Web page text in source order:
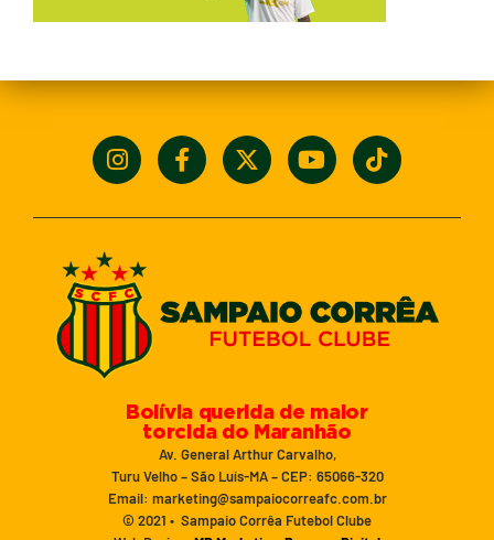
Bolívia querida de maior
torcida do Maranhão
Av. General Arthur Carvalho,
Turu Velho – São Luís-MA – CEP: 65066-320
Email: marketing@sampaiocorreafc.com.br
© 2021 • Sampaio Corrêa Futebol Clube